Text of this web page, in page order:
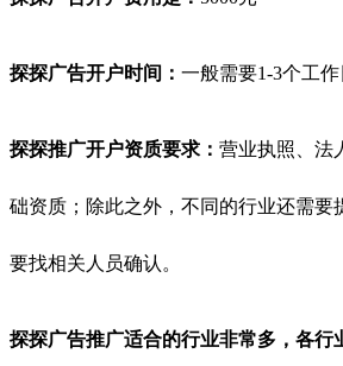
探探广告开户时间： 一般需要1-3个工作
探探推广开户资质要求： 营业执照、法
础资质；除此之外，不同的行业还需要
要找相关人员确认。
探探广告推广适合的行业非常多，各行